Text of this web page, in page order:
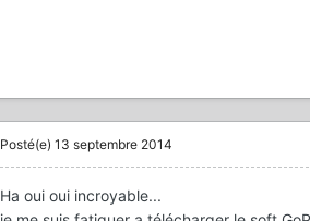
Posté(e) 13 septembre 2014
Ha oui oui incroyable...